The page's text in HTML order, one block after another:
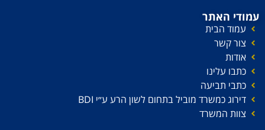
עמודי האתר
עמוד הבית
צור קשר
אודות
כתבו עלינו
כתבי תביעה
דירוג כמשרד מוביל בתחום לשון הרע ע׳׳י BDI
צוות המשרד